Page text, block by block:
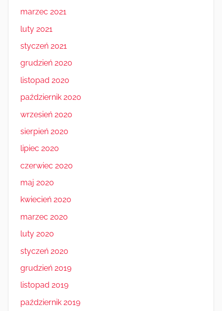
marzec 2021
luty 2021
styczeń 2021
grudzień 2020
listopad 2020
październik 2020
wrzesień 2020
sierpień 2020
lipiec 2020
czerwiec 2020
maj 2020
kwiecień 2020
marzec 2020
luty 2020
styczeń 2020
grudzień 2019
listopad 2019
październik 2019